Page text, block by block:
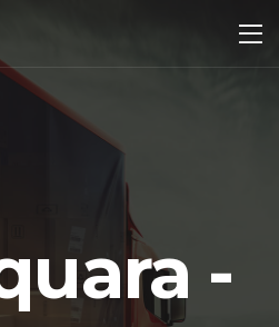
-